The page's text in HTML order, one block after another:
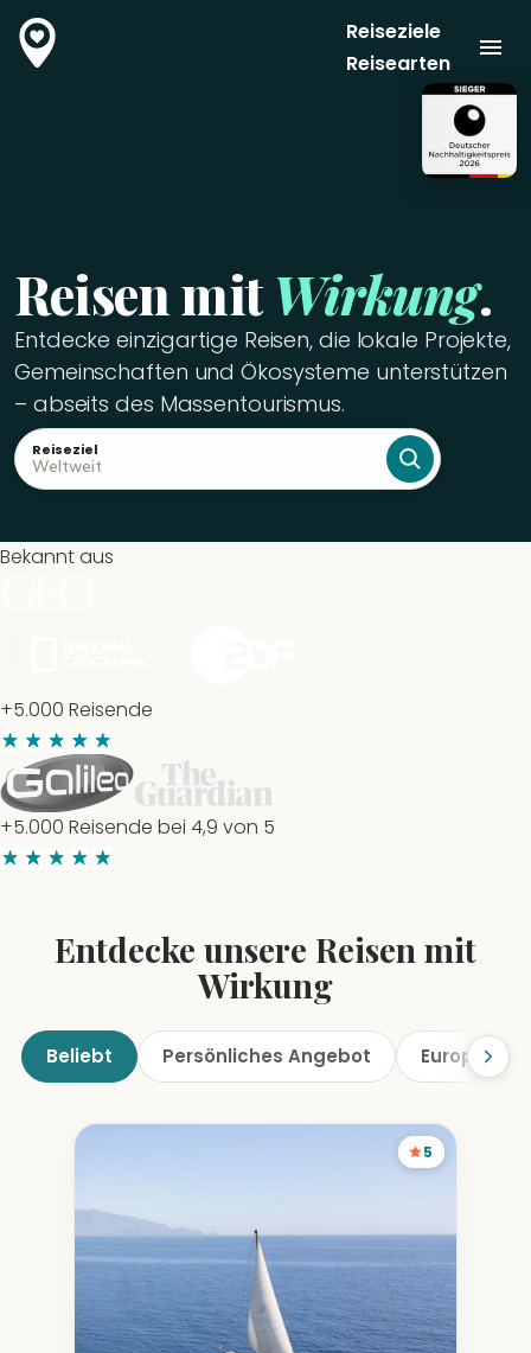
Reiseziele
Reisearten
Reisen mit Wirkung.
Entdecke einzigartige Reisen, die lokale Projekte,
Gemeinschaften und Ökosysteme unterstützen
– abseits des Massentourismus.
Reiseziel
Bekannt aus
+5.000 Reisende
+5.000 Reisende bei 4,9 von 5
Entdecke unsere Reisen mit
Wirkung
Beliebt Persönliches Angebot Europa
5